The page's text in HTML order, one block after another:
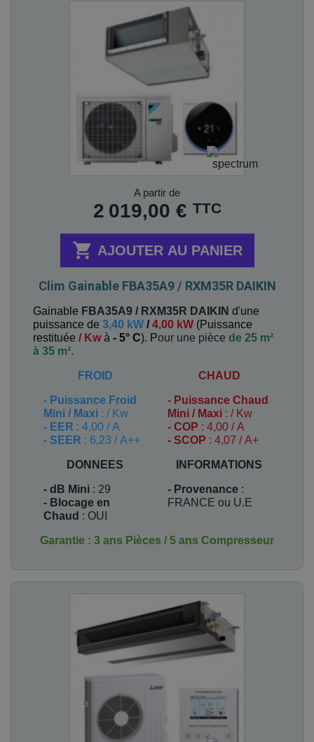
A partir de
2 019,00 € TTC
 AJOUTER AU PANIER
Clim Gainable FBA35A9 / RXM35R DAIKIN
Gainable FBA35A9 / RXM35R DAIKIN d'une
puissance de 3,40 kW /4,00 kW (Puissance
restituée / Kwà - 5° C). Pour une pièce de 25 m²
à 35 m².
FROID
- Puissance Froid
Mini / Maxi : / Kw
- EER : 4,00 / A
- SEER : 6,23 / A++
CHAUD
- Puissance Chaud
Mini / Maxi : / Kw
- COP : 4,00 / A
- SCOP : 4,07 / A+
DONNEES
- dB Mini : 29
- Blocage en
Chaud : OUI
INFORMATIONS
- Provenance :
FRANCE ou U.E
Garantie : 3 ans Pièces / 5 ans Compresseur